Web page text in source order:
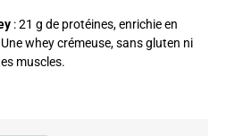
: 21 g de protéines, enrichie en
whey crémeuse, sans gluten ni
muscles.